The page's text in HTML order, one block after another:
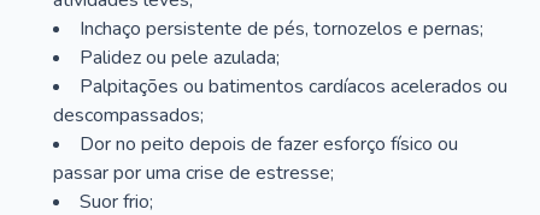
Inchaço persistente de pés, tornozelos e pernas;
Palidez ou pele azulada;
Palpitações ou batimentos cardíacos acelerados ou
descompassados;
Dor no peito depois de fazer esforço físico ou
passar por uma crise de estresse;
Suor frio;